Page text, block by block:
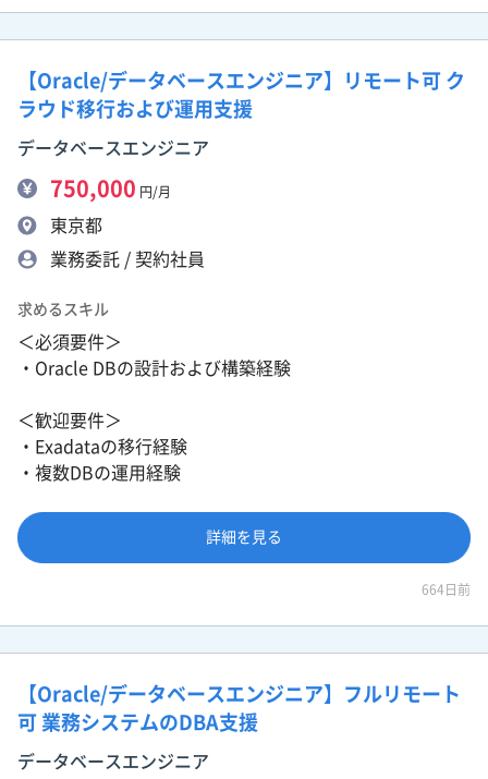
【Oracle/データベースエンジニア】リモート可 ク
ラウド移行および運用支援
データベースエンジニア
750,000 円/月
東京都
業務委託 / 契約社員
求めるスキル
＜必須要件＞
・Oracle DBの設計および構築経験
＜歓迎要件＞
・Exadataの移行経験
・複数DBの運用経験
詳細を見る
664日前
【Oracle/データベースエンジニア】フルリモート
可 業務システムのDBA支援
データベースエンジニア